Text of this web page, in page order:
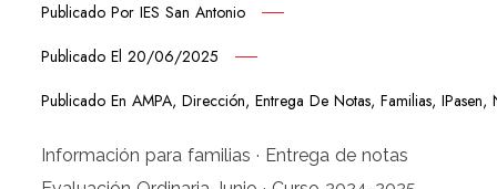
Publicado PorIES San Antonio
Publicado El20/06/2025
Publicado EnAMPA,Dirección,Entrega De Notas,Familias,IPasen,
Información para familias · Entrega de notas